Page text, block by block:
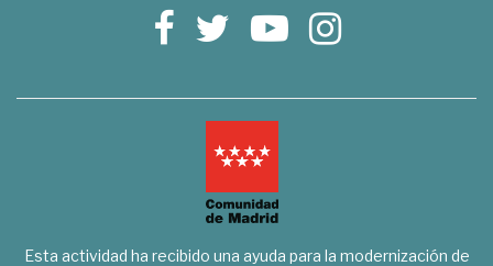
Esta actividad ha recibido una ayuda para la modernización de